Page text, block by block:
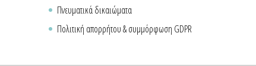
Πνευματικά δικαιώματα
Πολιτική απορρήτου & συμμόρφωση GDPR